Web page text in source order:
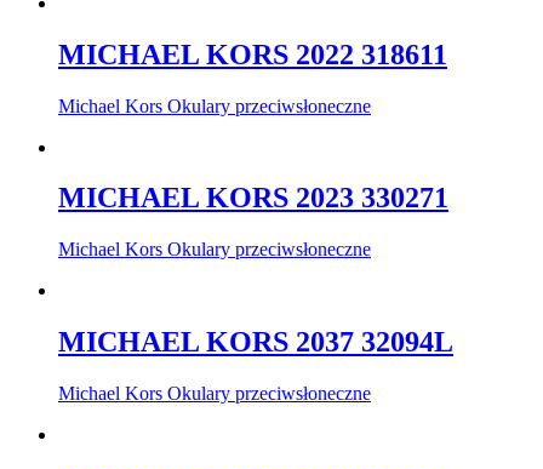
MICHAEL KORS 2022 318611
Michael Kors Okulary przeciwsłoneczne
MICHAEL KORS 2023 330271
Michael Kors Okulary przeciwsłoneczne
MICHAEL KORS 2037 32094L
Michael Kors Okulary przeciwsłoneczne